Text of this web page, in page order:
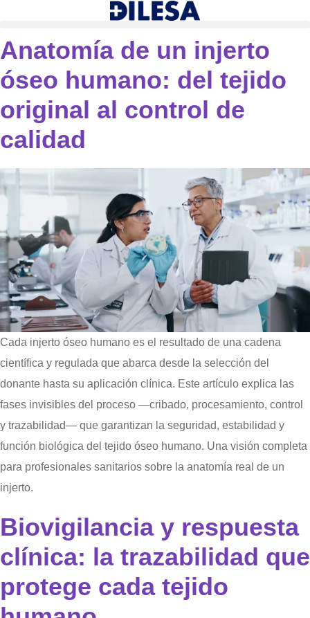
Anatomía de un injerto
óseo humano: del tejido
original al control de
calidad
Cada injerto óseo humano es el resultado de una cadena
científica y regulada que abarca desde la selección del
donante hasta su aplicación clínica. Este artículo explica las
fases invisibles del proceso —cribado, procesamiento, control
y trazabilidad— que garantizan la seguridad, estabilidad y
función biológica del tejido óseo humano. Una visión completa
para profesionales sanitarios sobre la anatomía real de un
injerto.
Biovigilancia y respuesta
clínica: la trazabilidad que
protege cada tejido